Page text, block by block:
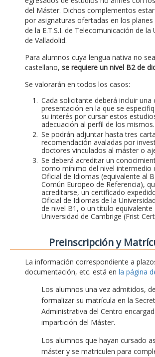
del Máster. Dichos complementos
por asignaturas ofertadas en los planes
de la E.T.S.I. de Telecomunicación de la
de Valladolid.
Para alumnos cuya lengua nativa no
castellano, se requiere un nivel B2 de
Se valorarán en todos los casos:
Cada solicitante deberá incluir una
presentación en la que se
su interés por cursar estos
adecuación al perfil de los mismos.
Se podrán adjuntar hasta tres
recomendación avaladas por
doctores vinculados al máster o
Se deberá acreditar un
como mínimo del nivel intermedio
Oficial de Idiomas (equivalente al
Común Europeo de Referencia),
acreditarse, un certificado
Oficial de Idiomas de la
de nivel B1, o un título equivalente
Universidad de Cambrige (Frist
Preinscripción y
La información correspondiente a
documentación, etc. está en la página
Los alumnos una vez admitidos,
formalizar su matrícula en la
Administrativa del Centro
impartición del Máster.
Los alumnos que hayan cursado
máster y se matriculen para